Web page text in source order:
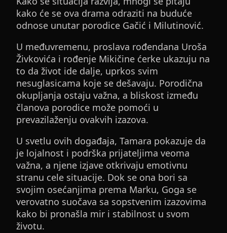
kako će se ova drama odraziti na buduće
odnose unutar porodice Gačić i Milutinović.
U međuvremenu, proslava rođendana Uroša
Živkovića i rođenje Mikičine ćerke ukazuju na
to da život ide dalje, uprkos svim
nesuglasicama koje se dešavaju. Porodična
okupljanja ostaju važna, a bliskost između
članova porodice može pomoći u
prevazilaženju ovakvih izazova.
U svetlu ovih događaja, Tamara pokazuje da
je lojalnost i podrška prijateljima veoma
važna, a njene izjave otkrivaju emotivnu
stranu cele situacije. Dok se ona bori sa
svojim osećanjima prema Marku, Goga se
verovatno suočava sa sopstvenim izazovima
kako bi pronašla mir i stabilnost u svom
životu.